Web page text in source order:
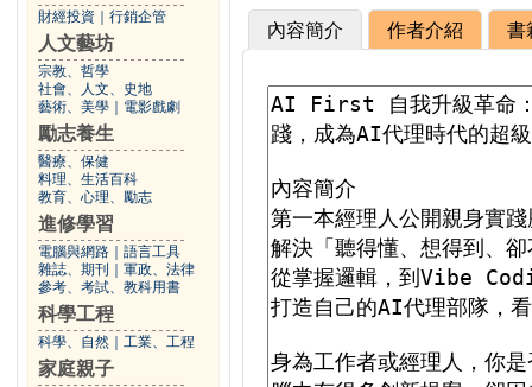
財經投資 行銷企管
人文藝坊
宗教、哲學
社會、人文、史地
藝術、美學
電影戲劇
勵志養生
醫療、保健
料理、生活百科
教育、心理、勵志
進修學習
電腦與網路
語言工具
雜誌、期刊
軍政、法律
參考、考試、教科用書
科學工程
科學、自然 工業、工程
家庭親子
內容簡介 作者介紹 書